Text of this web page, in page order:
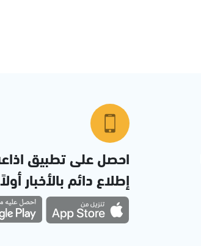
احصل على تطبيق
إطلاع دائم بالأخبار